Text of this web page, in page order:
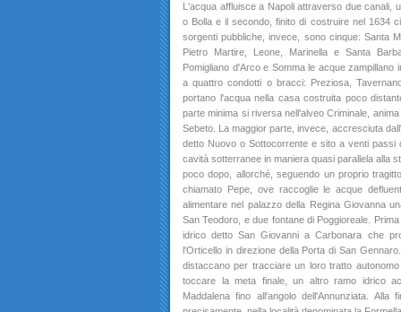
L'acqua affluisce a Napoli attraverso due canali,
o Bolla e il secondo, finito di costruire nel 1634
sorgenti pubbliche, invece, sono cinque: Santa
Pietro Martire, Leone, Marinella e Santa
Pomigliano d'Arco e Somma le acque zampillano
a quattro condotti o bracci: Preziosa,
portano l'acqua nella casa costruita poco
parte minima si riversa nell'alveo Criminale,
Sebeto. La maggior parte, invece, accresciuta
detto Nuovo o Sottocorrente e sito a venti passi
cavità sotterranee in maniera quasi parallela alla
poco dopo, allorché, seguendo un proprio
chiamato Pepe, ove raccoglie le acque
alimentare nel palazzo della Regina Giovanna
San Teodoro, e due fontane di Poggioreale.
idrico detto San Giovanni a Carbonara che
l'Orticello in direzione della Porta di San
distaccano per tracciare un loro tratto
toccare la meta finale, un altro ramo idrico
Maddalena fino all'angolo dell'Annunziata.